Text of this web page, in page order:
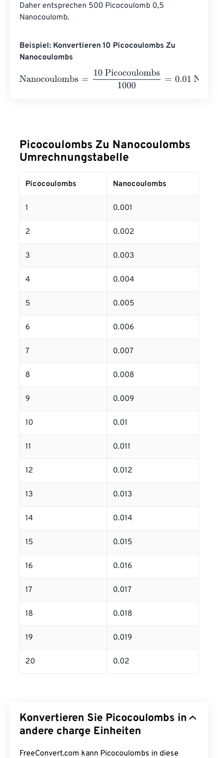
Daher entsprechen 500 Picocoulomb 0,5
Nanocoulomb.
Beispiel: Konvertieren 10 Picocoulombs Zu
Nanocoulombs
Nanocoulombs
10 Picocoulombs1000=0.01
Picocoulombs Zu Nanocoulombs
Umrechnungstabelle
Picocoulombs Nanocoulombs
1 0.001
2 0.002
3 0.003
4 0.004
5 0.005
6 0.006
7 0.007
8 0.008
9 0.009
10 0.01
11 0.011
12 0.012
13 0.013
14 0.014
15 0.015
16 0.016
17 0.017
18 0.018
19 0.019
20 0.02
Konvertieren Sie Picocoulombs in
andere charge Einheiten
FreeConvert.com kann Picocoulombs in diese